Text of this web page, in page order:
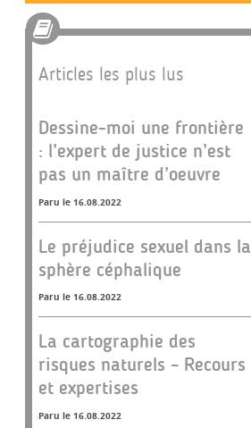
Articles les plus lus
Dessine-moi une frontière
: l’expert de justice n’est
pas un maître d’oeuvre
Paru le 16.08.2022
Le préjudice sexuel dans la
sphère céphalique
Paru le 16.08.2022
La cartographie des
risques naturels – Recours
et expertises
Paru le 16.08.2022